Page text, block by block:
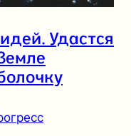
Удастся